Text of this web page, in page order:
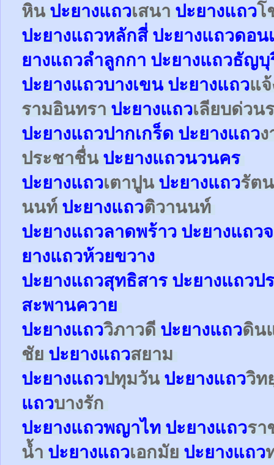
หิน ปะยางแถวเสนา ปะยางแถวโ
ปะยางแถวหลักสี่ ปะยางแถวดอน
ยางแถวลำลูกกา ปะยางแถวธัญบุ
ปะยางแถวบางเขน ปะยางแถวแ
รามอินทรา ปะยางแถวเลียบด่วน
ปะยางแถวปากเกร็ด ปะยางแถว
ประชาชื่น ปะยางแถวนวนคร
ปะยางแถวเตาปูน ปะยางแถวรัต
นนท์ ปะยางแถวติวานนท์
ปะยางแถวลาดพร้าว ปะยางแถว
ยางแถวห้วยขวาง
ปะยางแถวสุทธิสาร ปะยางแถวป
สะพานควาย
ปะยางแถววิภาวดี ปะยางแถวดิน
ชัย ปะยางแถวสยาม
ปะยางแถวปทุมวัน ปะยางแถววิท
แถวบางรัก
ปะยางแถวพญาไท ปะยางแถวรา
น้ำ ปะยางแถวเอกมัย ปะยางแถว